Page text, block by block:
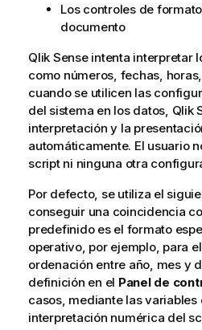
Los controles de
documento
Qlik Senseintenta interpretar
como números, fechas,
cuando se utilicen las
del sistema en los datos, Qlik
interpretación y la
automáticamente. El usuario
script ni ninguna otra
Por defecto, se utiliza el
conseguir una coincidencia
predefinido es el formato
operativo, por ejemplo, para
ordenación entre año, mes y
definición en el Panel de
casos, mediante las variables
interpretación numérica del